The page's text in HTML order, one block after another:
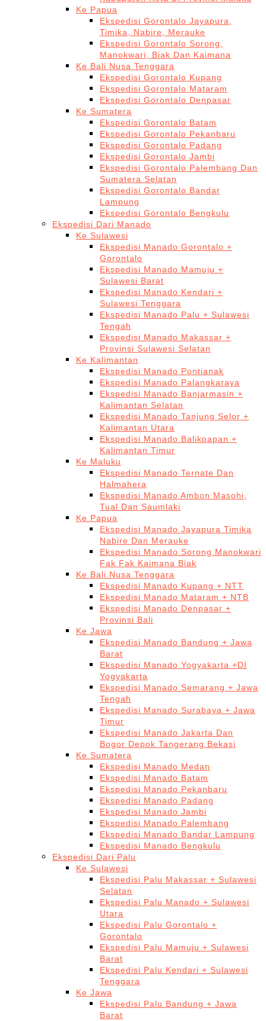
Ke Papua
Ekspedisi Gorontalo Jayapura,
Timika, Nabire, Merauke
Ekspedisi Gorontalo Sorong,
Manokwari, Biak Dan Kaimana
Ke Bali Nusa Tenggara
Ekspedisi Gorontalo Kupang
Ekspedisi Gorontalo Mataram
Ekspedisi Gorontalo Denpasar
Ke Sumatera
Ekspedisi Gorontalo Batam
Ekspedisi Gorontalo Pekanbaru
Ekspedisi Gorontalo Padang
Ekspedisi Gorontalo Jambi
Ekspedisi Gorontalo Palembang Dan
Sumatera Selatan
Ekspedisi Gorontalo Bandar
Lampung
Ekspedisi Gorontalo Bengkulu
Ekspedisi Dari Manado
Ke Sulawesi
Ekspedisi Manado Gorontalo +
Gorontalo
Ekspedisi Manado Mamuju +
Sulawesi Barat
Ekspedisi Manado Kendari +
Sulawesi Tenggara
Ekspedisi Manado Palu + Sulawesi
Tengah
Ekspedisi Manado Makassar +
Provinsi Sulawesi Selatan
Ke Kalimantan
Ekspedisi Manado Pontianak
Ekspedisi Manado Palangkaraya
Ekspedisi Manado Banjarmasin +
Kalimantan Selatan
Ekspedisi Manado Tanjung Selor +
Kalimantan Utara
Ekspedisi Manado Balikpapan +
Kalimantan Timur
Ke Maluku
Ekspedisi Manado Ternate Dan
Halmahera
Ekspedisi Manado Ambon Masohi,
Tual Dan Saumlaki
Ke Papua
Ekspedisi Manado Jayapura Timika
Nabire Dan Merauke
Ekspedisi Manado Sorong Manokwari
Fak Fak Kaimana Biak
Ke Bali Nusa Tenggara
Ekspedisi Manado Kupang + NTT
Ekspedisi Manado Mataram + NTB
Ekspedisi Manado Denpasar +
Provinsi Bali
Ke Jawa
Ekspedisi Manado Bandung + Jawa
Barat
Ekspedisi Manado Yogyakarta +DI
Yogyakarta
Ekspedisi Manado Semarang + Jawa
Tengah
Ekspedisi Manado Surabaya + Jawa
Timur
Ekspedisi Manado Jakarta Dan
Bogor Depok Tangerang Bekasi
Ke Sumatera
Ekspedisi Manado Medan
Ekspedisi Manado Batam
Ekspedisi Manado Pekanbaru
Ekspedisi Manado Padang
Ekspedisi Manado Jambi
Ekspedisi Manado Palembang
Ekspedisi Manado Bandar Lampung
Ekspedisi Manado Bengkulu
Ekspedisi Dari Palu
Ke Sulawesi
Ekspedisi Palu Makassar + Sulawesi
Selatan
Ekspedisi Palu Manado + Sulawesi
Utara
Ekspedisi Palu Gorontalo +
Gorontalo
Ekspedisi Palu Mamuju + Sulawesi
Barat
Ekspedisi Palu Kendari + Sulawesi
Tenggara
Ke Jawa
Ekspedisi Palu Bandung + Jawa
Barat